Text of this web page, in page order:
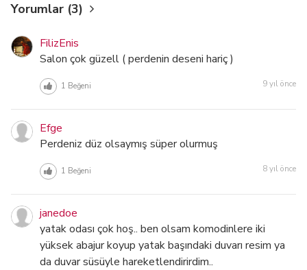
Yorumlar (3)
FilizEnis
Salon çok güzell ( perdenin deseni hariç )
1 Beğeni 9 yıl önce
Efge
Perdeniz düz olsaymış süper olurmuş
1 Beğeni 8 yıl önce
janedoe
yatak odası çok hoş.. ben olsam komodinlere iki
yüksek abajur koyup yatak başındaki duvarı resim ya
da duvar süsüyle hareketlendirirdim..